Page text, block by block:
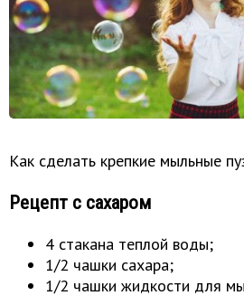
Как сделать крепкие мыльные
Рецепт с сахаром
4 стакана теплой воды;
1/2 чашки сахара;
1/2 чашки жидкости для